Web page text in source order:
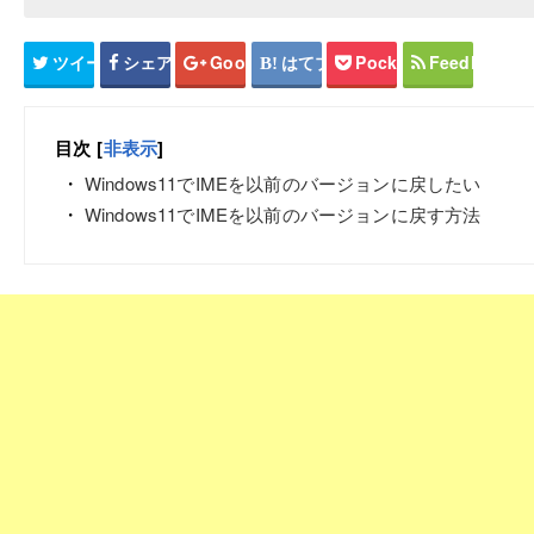
ツイート シェア Google+ はてブ Pocket Feedly
目次 [非表示]
Windows11でIMEを以前のバージョンに戻したい
Windows11でIMEを以前のバージョンに戻す方法